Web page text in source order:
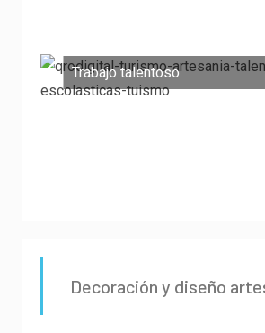
Trabajo talentoso
Decoración y diseño